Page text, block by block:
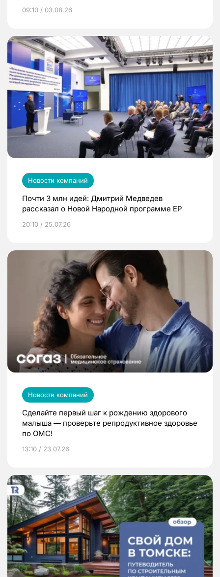
09:10 / 03.08.26
Новости компаний
Почти 3 млн идей: Дмитрий Медведев
рассказал о Новой Народной программе ЕР
20:10 / 25.07.26
Новости компаний
Сделайте первый шаг к рождению здорового
малыша — проверьте репродуктивное здоровье
по ОМС!
13:10 / 23.07.26